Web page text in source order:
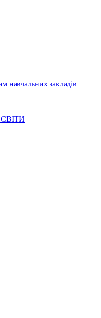
навчальних закладів